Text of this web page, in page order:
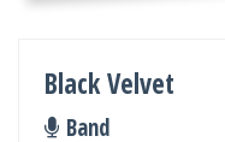
Black Velvet
Band